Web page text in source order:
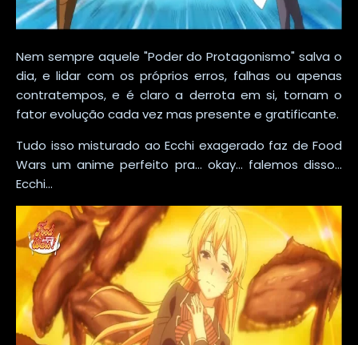
Nem sempre aquele "Poder do Protagonismo" salva o
dia, e lidar com os próprios erros, falhas ou apenas
contratempos, e é claro a derrota em si, tornam o
fator evolução cada vez mas presente e gratificante.
Tudo isso misturado ao Ecchi exagerado faz de Food
Wars um anime perfeito pra... okay... falemos disso...
Ecchi...